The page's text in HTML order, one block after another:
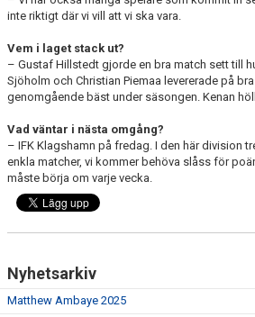
inte riktigt där vi vill att vi ska vara.
Vem i laget stack ut?
– Gustaf Hillstedt gjorde en bra match sett till
Sjöholm och Christian Piemaa levererade på
genomgående bäst under säsongen. Kenan
Vad väntar i nästa omgång?
– IFK Klagshamn på fredag. I den här division
enkla matcher, vi kommer behöva slåss för
måste börja om varje vecka.
Nyhetsarkiv
Matthew Ambaye 2025